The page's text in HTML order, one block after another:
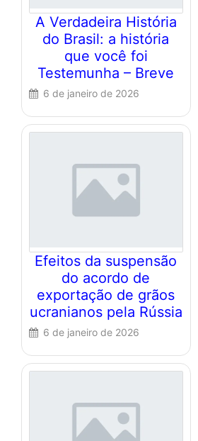
A Verdadeira História
do Brasil: a história
que você foi
Testemunha – Breve
6 de janeiro de 2026
Efeitos da suspensão
do acordo de
exportação de grãos
ucranianos pela Rússia
6 de janeiro de 2026